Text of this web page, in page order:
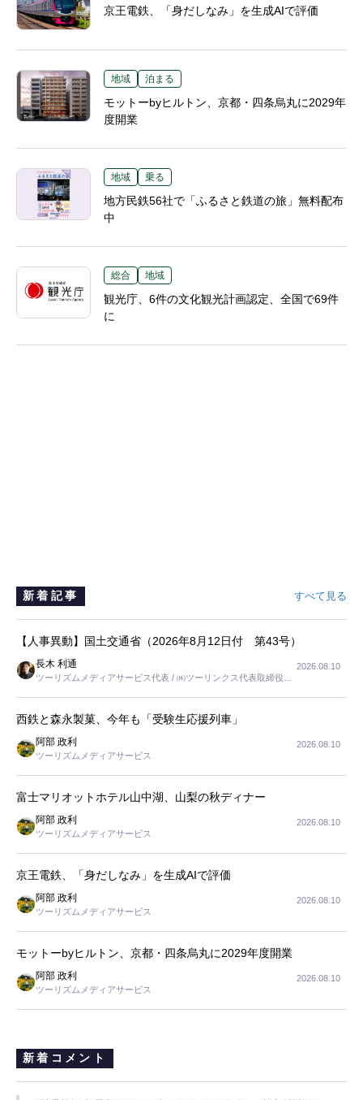
京王電鉄、「身だしなみ」を生成AIで評価
地域 泊まる
モットーbyヒルトン、京都・四条烏丸に2029年
度開業
地域 乗る
地方民鉄56社で「ふるさと鉄道の旅」無料配布
中
総合 地域
観光庁、6件の文化観光計画認定、全国で69件
に
新着記事 すべて見る
【人事異動】国土交通省（2026年8月12日付 第43号）
長木 利通
ツーリズムメディアサービス代表 / ㈱ツーリンクス代表取締役社
2026.08.10
西鉄と森永製菓、今年も「受験生応援列車」
阿部 政利
ツーリズムメディアサービス
2026.08.10
富士マリオットホテル山中湖、山梨の秋ディナー
阿部 政利
ツーリズムメディアサービス
2026.08.10
京王電鉄、「身だしなみ」を生成AIで評価
阿部 政利
ツーリズムメディアサービス
2026.08.10
モットーbyヒルトン、京都・四条烏丸に2029年度開業
阿部 政利
ツーリズムメディアサービス
2026.08.10
新着コメント